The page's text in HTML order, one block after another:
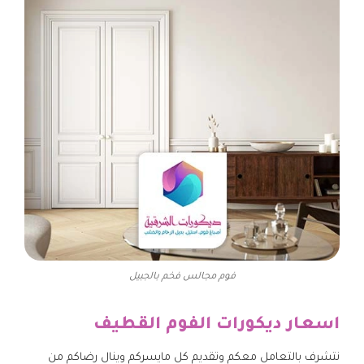
فوم مجالس فخم بالجبيل
اسعار ديكورات الفوم القطيف
نتشرف بالتعامل معكم وتقديم كل مايسركم وينال رضاكم من